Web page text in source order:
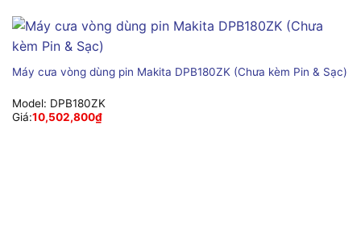
Máy cưa vòng dùng pin Makita DPB180ZK (Chưa kèm Pin & Sạc)
Model: DPB180ZK
Giá:10,502,800₫